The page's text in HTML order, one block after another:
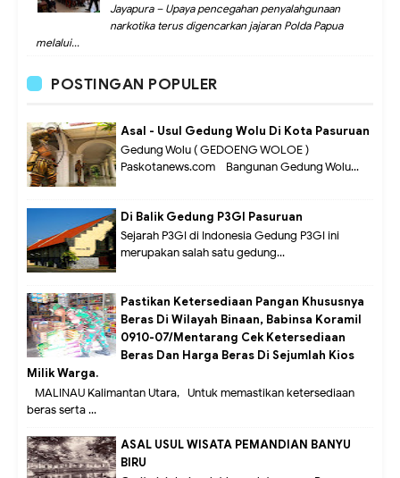
Jayapura – Upaya pencegahan penyalahgunaan
narkotika terus digencarkan jajaran Polda Papua
melalui...
POSTINGAN POPULER
Asal - Usul Gedung Wolu Di Kota Pasuruan
Gedung Wolu ( GEDOENG WOLOE )
Paskotanews.com - Bangunan Gedung Wolu...
Di Balik Gedung P3GI Pasuruan
Sejarah P3GI di Indonesia Gedung P3GI ini
merupakan salah satu gedung...
Pastikan Ketersediaan Pangan Khususnya
Beras Di Wilayah Binaan, Babinsa Koramil
0910-07/Mentarang Cek Ketersediaan
Beras Dan Harga Beras Di Sejumlah Kios
Milik Warga.
MALINAU Kalimantan Utara,- Untuk memastikan ketersediaan
beras serta ...
ASAL USUL WISATA PEMANDIAN BANYU
BIRU